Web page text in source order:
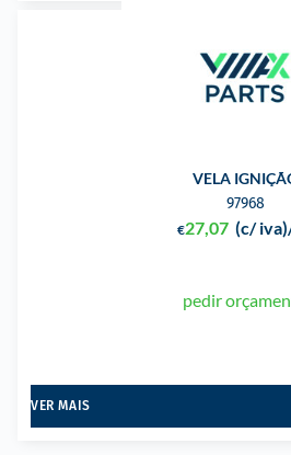
VELA
97968
€27,07 (c/ iva)
pedir
VER MAIS